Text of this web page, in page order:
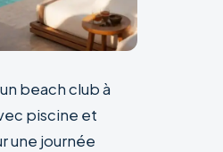
beach club à
piscine et
une journée